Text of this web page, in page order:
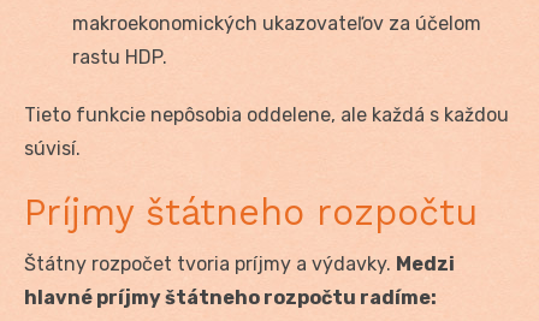
makroekonomických ukazovateľov za účelom
rastu HDP.
Tieto funkcie nepôsobia oddelene, ale každá s každou
súvisí.
Príjmy štátneho rozpočtu
Štátny rozpočet tvoria príjmy a výdavky. Medzi
hlavné príjmy štátneho rozpočtu radíme: